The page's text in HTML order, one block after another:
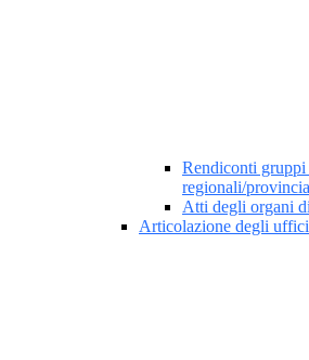
Rendiconti
regionali/
Atti degli organi
Articolazione degli uffici